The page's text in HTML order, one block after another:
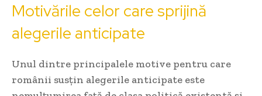
Motivările celor care sprijină
alegerile anticipate
Unul dintre principalele motive pentru care
românii susțin alegerile anticipate este